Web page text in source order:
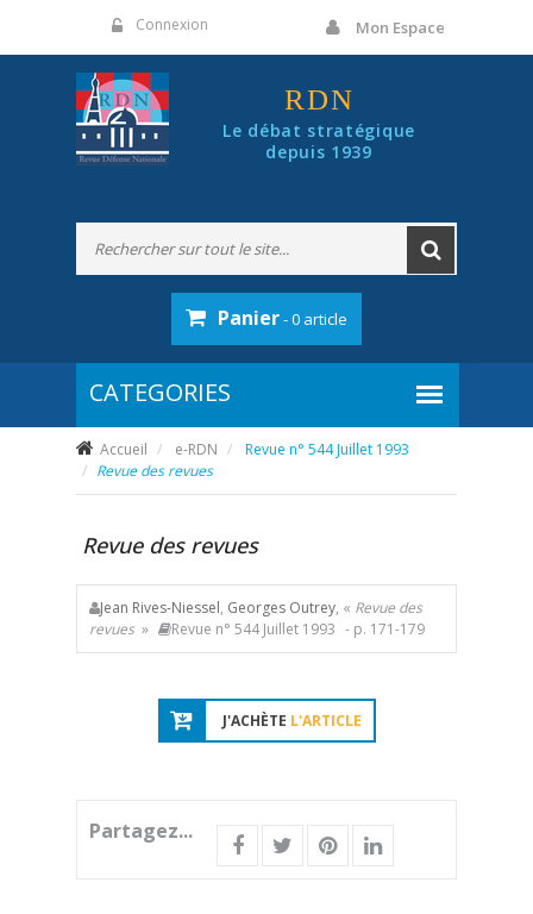
Connexion Mon Espace
RDN
Le débat stratégique
depuis 1939
Panier- 0 article
Accueil e-RDN
Revue n° 544 Juillet 1993
Revue des revues
Revue des revues
Jean Rives-Niessel, Georges Outrey, « Revue des
revues » Revue n° 544 Juillet 1993 - p. 171-179
J'ACHÈTE L'ARTICLE
Partagez...